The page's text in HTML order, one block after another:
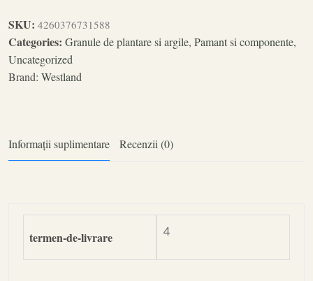
SKU: 4260376731588
Categories: Granule de plantare si argile, Pamant si componente,
Uncategorized
Brand: Westland
Informații suplimentare Recenzii (0)
termen-de-livrare 4